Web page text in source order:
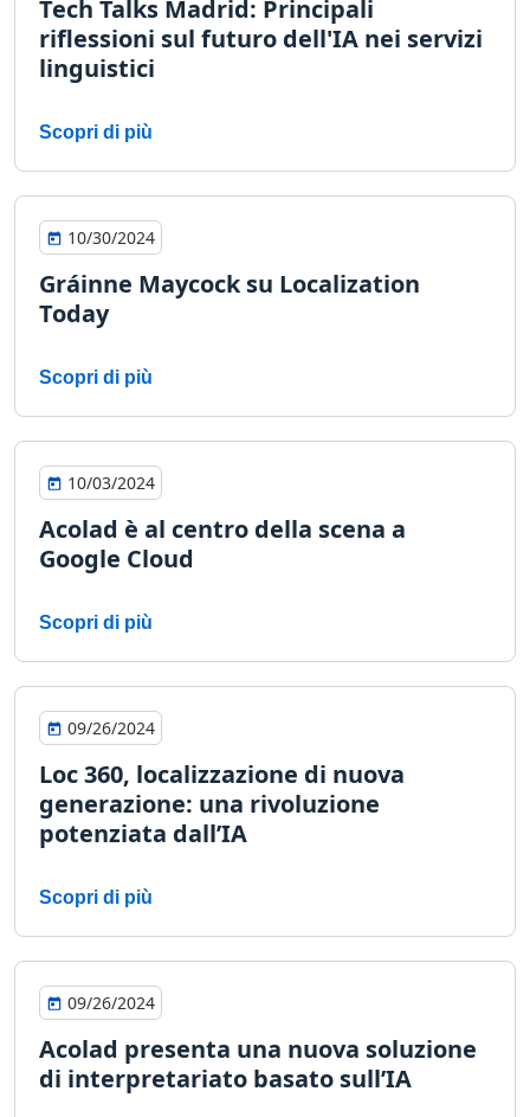
Tech Talks Madrid: Principali
riflessioni sul futuro dell'IA nei servizi
linguistici
Scopri di più
10/30/2024
Gráinne Maycock su Localization
Today
Scopri di più
10/03/2024
Acolad è al centro della scena a
Google Cloud
Scopri di più
09/26/2024
Loc 360, localizzazione di nuova
generazione: una rivoluzione
potenziata dall’IA
Scopri di più
09/26/2024
Acolad presenta una nuova soluzione
di interpretariato basato sull’IA